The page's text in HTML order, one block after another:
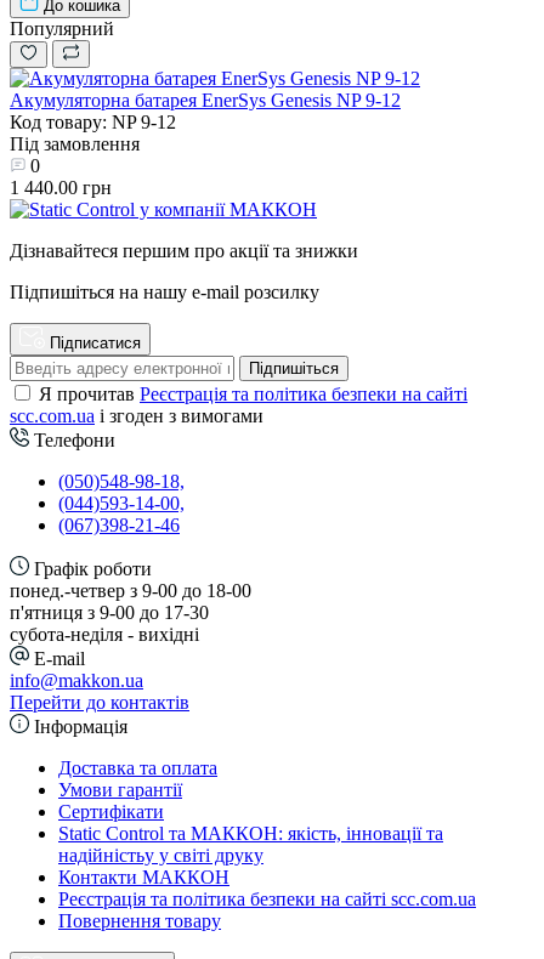
До кошика
Популярний
Акумуляторна батарея EnerSys Genesis NP 9-12
Код товару: NP 9-12
Під замовлення
0
1 440.00 грн
Дізнавайтеся першим про акції та знижки
Підпишіться на нашу e-mail розсилку
Підписатися
Підпишіться
Я прочитав Реєстрація та політика безпеки на сайті
scc.com.ua і згоден з вимогами
Телефони
(050)548-98-18,
(044)593-14-00,
(067)398-21-46
Графік роботи
понед.-четвер з 9-00 до 18-00
п'ятниця з 9-00 до 17-30
cубота-неділя - вихідні
E-mail
info@makkon.ua
Перейти до контактів
Інформація
Доставка та оплата
Умови гарантії
Сертифікати
Static Control та МАККОН: якість, інновації та
надійністьу у світі друку
Контакти МАККОН
Реєстрація та політика безпеки на сайті scc.com.ua
Повернення товару